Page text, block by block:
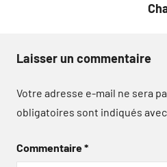
Laisser un commentaire
Votre adresse e-mail ne sera
obligatoires sont indiqués avec
Commentaire*